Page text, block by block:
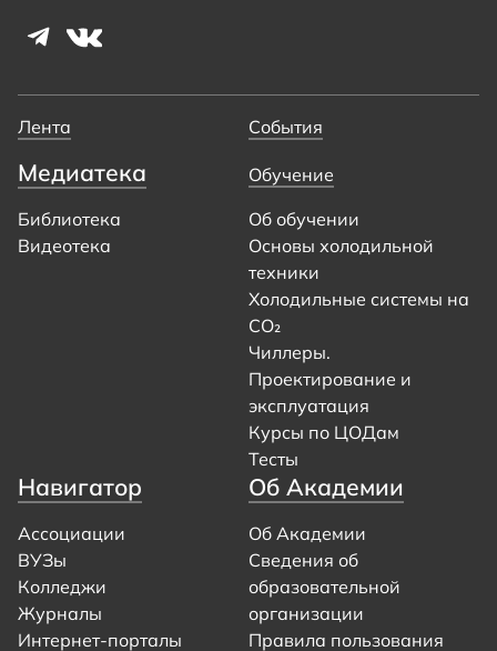
Лента События
Медиатека
Библиотека
Видеотека
Обучение
Об обучении
Основы холодильной
техники
Холодильные системы на
CO₂
Чиллеры.
Проектирование и
эксплуатация
Курсы по ЦОДам
Тесты
Навигатор
Ассоциации
ВУЗы
Колледжи
Журналы
Интернет-порталы
Об Академии
Об Академии
Сведения об
образовательной
организации
Правила пользования